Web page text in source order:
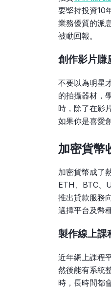
要堅持投資10
業務優質的派
被動回報。
創作影片賺
不要以為明星
的拍攝器材，
時，除了在影
如果你是喜愛
加密貨幣
加密貨幣成了
ETH、BTC、
推出貸款服務
選擇平台及幣
製作線上課
近年網上課程
然後能有系統
時，長時間都